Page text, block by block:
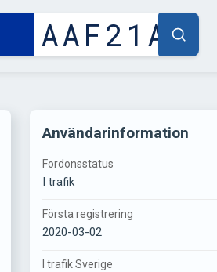
Användarinformation
Fordonsstatus
I trafik
Första registrering
2020-03-02
I trafik Sverige